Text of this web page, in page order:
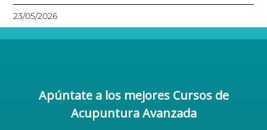
23/05/2026
Apúntate a los mejores Cursos de
Acupuntura Avanzada